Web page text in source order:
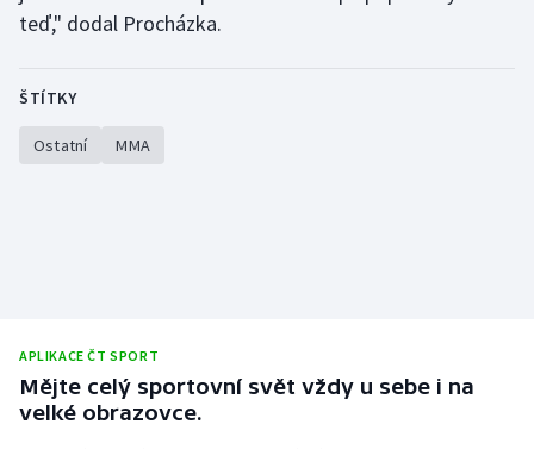
teď," dodal Procházka.
ŠTÍTKY
Ostatní MMA
APLIKACE ČT SPORT
Mějte celý sportovní svět vždy u sebe i na
velké obrazovce.